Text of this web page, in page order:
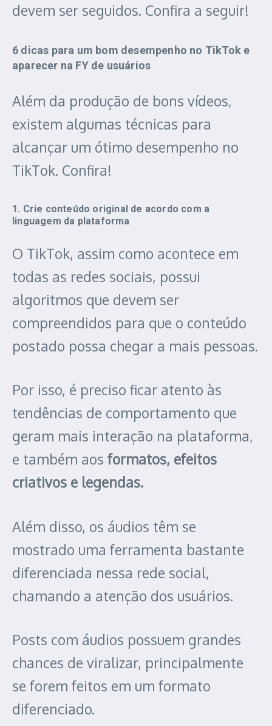
devem ser seguidos. Confira a seguir!
6 dicas para um bom desempenho no TikTok e
aparecer na FY de usuários
Além da produção de bons vídeos,
existem algumas técnicas para
alcançar um ótimo desempenho no
TikTok. Confira!
1. Crie conteúdo original de acordo com a
linguagem da plataforma
O TikTok, assim como acontece em
todas as redes sociais, possui
algoritmos que devem ser
compreendidos para que o conteúdo
postado possa chegar a mais pessoas.
Por isso, é preciso ficar atento às
tendências de comportamento que
geram mais interação na plataforma,
e também aos formatos, efeitos
criativos e legendas.
Além disso, os áudios têm se
mostrado uma ferramenta bastante
diferenciada nessa rede social,
chamando a atenção dos usuários.
Posts com áudios possuem grandes
chances de viralizar, principalmente
se forem feitos em um formato
diferenciado.